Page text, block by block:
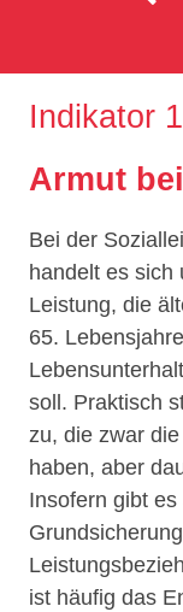
Indikator
Armut
Bei der
handelt es sich
Leistung, die
65.
soll. Praktisch
zu, die zwar
haben, aber
Insofern gibt
ist häufig das